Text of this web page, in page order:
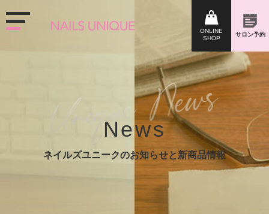
News
ネイルズユニークのお知らせと新商品情報